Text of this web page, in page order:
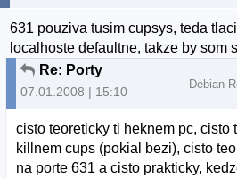
631 pouziva tusim cupsys, teda
localhoste defaultne, takze by som
Re: Porty
07.01.2008 | 15:10
Debian
cisto teoreticky ti heknem pc, cisto
killnem cups (pokial bezi), cisto
na porte 631 a cisto prakticky,